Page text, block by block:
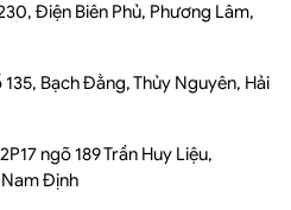
Điện Biên Phủ, Phương Lâm,
135, Bạch Đằng, Thủy Nguyên, Hải
ngõ 189 Trần Huy Liệu,
Nam Định